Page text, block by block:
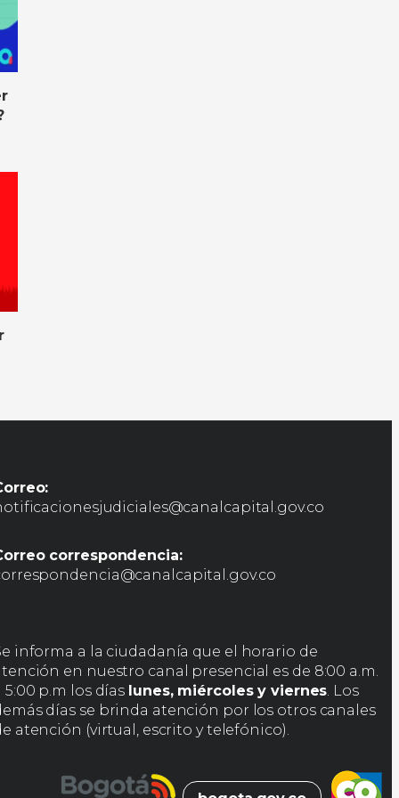
correspondencia:
informa a la ciudadanía que el horario de
en nuestro canal presencial es de 8:00 a.m.
5:00 p.m los días lunes, miércoles y viernes. Los
días se brinda atención por los otros canales
atención (virtual, escrito y telefónico).